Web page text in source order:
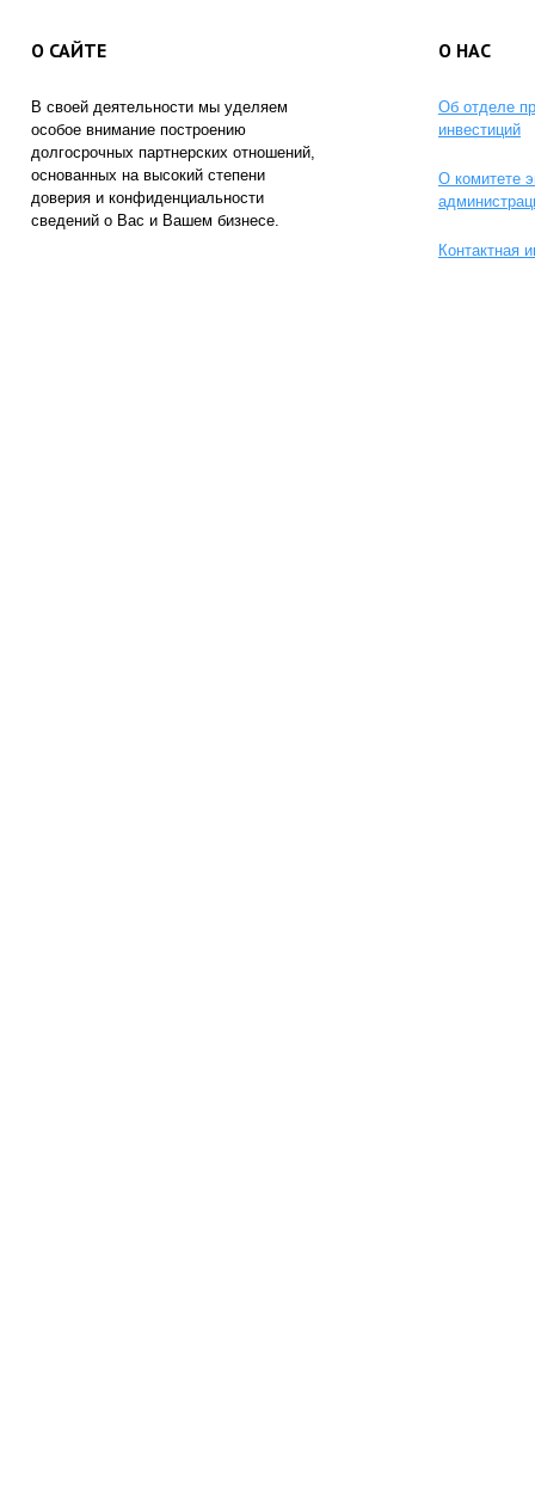
О САЙТЕ
В своей деятельности мы уделяем
особое внимание построению
долгосрочных партнерских отношений,
основанных на высокий степени
доверия и конфиденциальности
сведений о Вас и Вашем бизнесе.
О НАС
Об отделе
инвестиций
О комитете
Контактная